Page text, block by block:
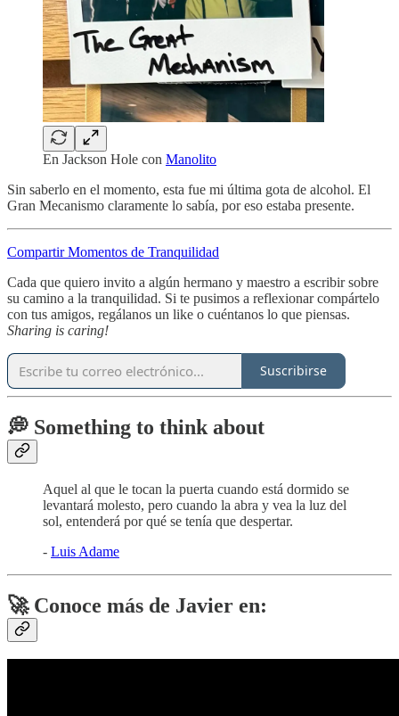
En Jackson Hole con Manolito
Sin saberlo en el momento, esta fue mi última gota de alcohol. El
Gran Mecanismo claramente lo sabía, por eso estaba presente.
Compartir Momentos de Tranquilidad
Cada que quiero invito a algún hermano y maestro a escribir sobre
su camino a la tranquilidad. Si te pusimos a reflexionar compártelo
con tus amigos, regálanos un like o cuéntanos lo que piensas.
Sharing is caring!
Suscribirse
💭 Something to think about
Aquel al que le tocan la puerta cuando está dormido se
levantará molesto, pero cuando la abra y vea la luz del
sol, entenderá por qué se tenía que despertar.
- Luis Adame
🚀 Conoce más de Javier en: